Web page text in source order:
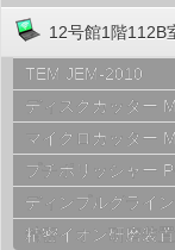
12号館1階112B
TEM JEM-2010
ディスクカッター
マイクロカッター
プチポリッシャー
ディンプルグライ
精密イオン研磨装置